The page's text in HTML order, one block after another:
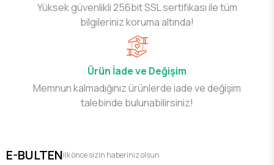
Yüksek güvenlikli 256bit SSL sertifikası ile tüm
bilgileriniz koruma altında!
Ürün İade ve Değişim
Memnun kalmadığınız ürünlerde iade ve değişim
talebinde bulunabilirsiniz!
E-BULTENİlk önce sizin haberiniz olsun